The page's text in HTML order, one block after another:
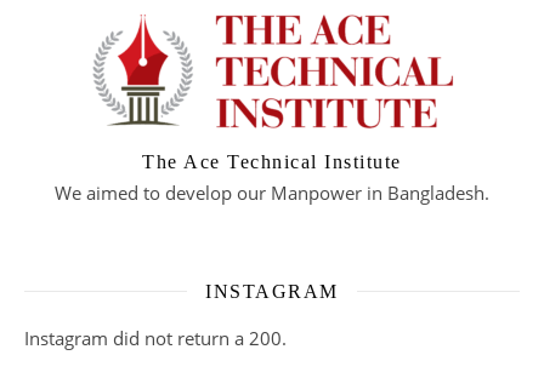
The Ace Technical Institute
We aimed to develop our Manpower in Bangladesh.
INSTAGRAM
Instagram did not return a 200.